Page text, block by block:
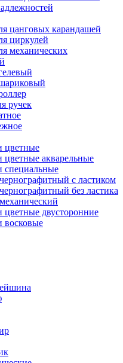
цанговых карандашей
циркулей
механических
ручек
цветные
цветные акварельные
специальные
с ластиком
без ластика
двусторонние
восковые